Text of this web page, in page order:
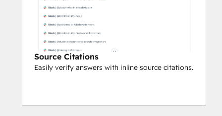
Access brand guidelines, style guides,
and messaging frameworks
and value propositions
Retrieve content templates, best
practices, and marketing playbooks
Source Citations
Easily verify answers with inline source citations.